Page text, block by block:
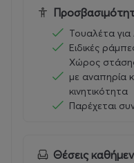
Τουαλέτα
Ειδικές
Χώρος
με αναπηρία
κινητικότητα
Παρέχεται
Θέσεις